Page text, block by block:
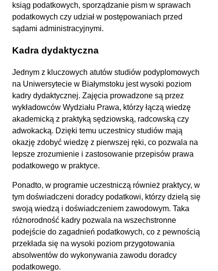
ksiąg podatkowych, sporządzanie pism w sprawach
podatkowych czy udział w postępowaniach przed
sądami administracyjnymi.
Kadra dydaktyczna
Jednym z kluczowych atutów studiów podyplomowych
na Uniwersytecie w Białymstoku jest wysoki poziom
kadry dydaktycznej. Zajęcia prowadzone są przez
wykładowców Wydziału Prawa, którzy łączą wiedzę
akademicką z praktyką sędziowską, radcowską czy
adwokacką. Dzięki temu uczestnicy studiów mają
okazję zdobyć wiedzę z pierwszej ręki, co pozwala na
lepsze zrozumienie i zastosowanie przepisów prawa
podatkowego w praktyce.
Ponadto, w programie uczestniczą również praktycy, w
tym doświadczeni doradcy podatkowi, którzy dzielą się
swoją wiedzą i doświadczeniem zawodowym. Taka
różnorodność kadry pozwala na wszechstronne
podejście do zagadnień podatkowych, co z pewnością
przekłada się na wysoki poziom przygotowania
absolwentów do wykonywania zawodu doradcy
podatkowego.